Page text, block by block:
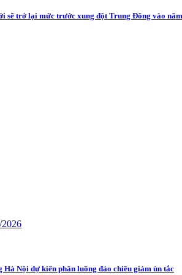
sẽ trở lại mức trước xung đột Trung Đông vào
Hà Nội dự kiến phân luồng đảo chiều giảm ùn tắc